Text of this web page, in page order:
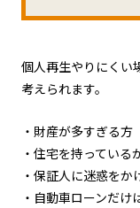
個人再生やりにくい
考えられます。
・財産が多すぎる方
・住宅を持ってい
・保証人に迷惑をか
・自動車ローンだけ